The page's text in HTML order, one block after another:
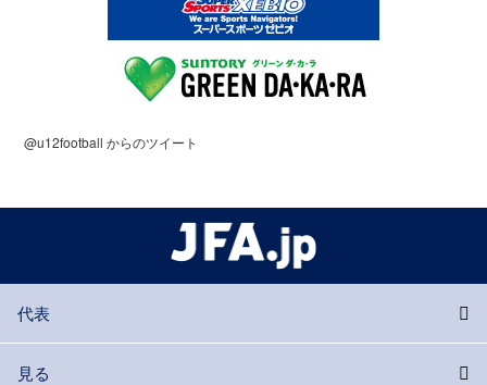
@u12football からのツイート
代表
見る